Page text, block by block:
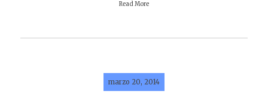
Read More
marzo 20, 2014